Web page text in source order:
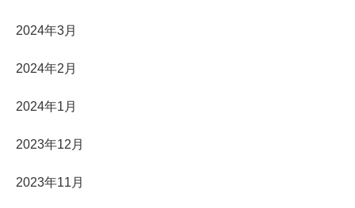
2024年3月
2024年2月
2024年1月
2023年12月
2023年11月